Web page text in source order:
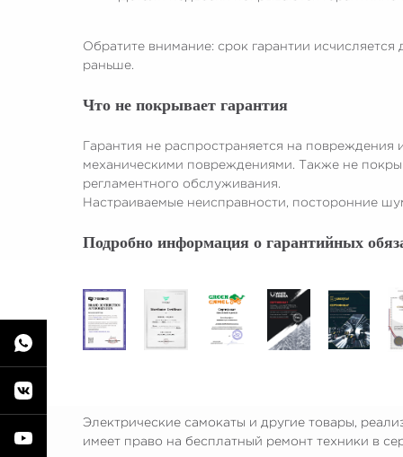
Обратите внимание: срок гарантии
раньше.
Что не покрывает гарантия
Гарантия не распространяется на
механическими повреждениями. Также не
регламентного обслуживания.
Настраиваемые неисправности, посторонние
Подробно информация о гарантийных
Электрические самокаты и другие товары,
имеет право на бесплатный ремонт техники в